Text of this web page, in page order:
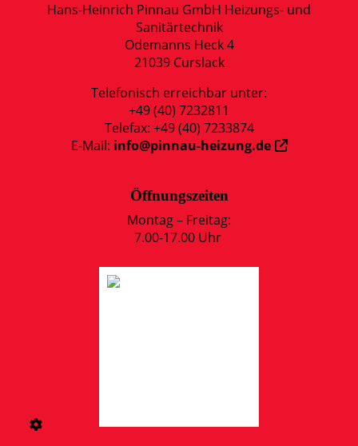
Hans-Heinrich Pinnau GmbH Heizungs- und
Sanitärtechnik
Odemanns Heck 4
21039 Curslack
Telefonisch erreichbar unter:
+49 (40) 7232811
Telefax: +49 (40) 7233874
E-Mail: info@pinnau-heizung.de
Öffnungszeiten
Montag – Freitag:
7.00-17.00 Uhr